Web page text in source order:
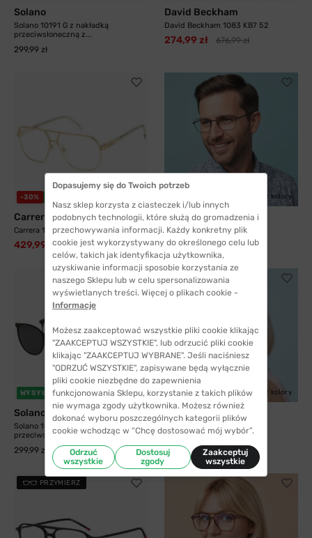
Solano
Solano 10191 G z nakładką
przeciwsłoneczną z...
299,99 zł
David Beckham
David Beckham 1083 KB7 52
274,99 zł 676,99 zł
-30%
Carrera
Carrera 1135 J5G 60
429,99 zł 609,99 zł
2 kolory
SIYU
SIYU 35117 C9
41,99 zł 69,99 zł
WYSYŁKA 24H 5 kolorów
Solano
Solano 10204 B z nakładką
przeciwsłoneczną z...
299,99 zł
-40% WYSYŁKA 24H 2 kolory
SIYU
SIYU 1990 C1
PRZYMIERZ
Dopasujemy się do Twoich potrzeb
Nasz sklep korzysta z ciasteczek i/lub innych
podobnych technologii, które służą do gromadzenia i
przechowywania informacji. Każdy konkretny plik
cookie jest wykorzystywany do określonego celu lub
celów, takich jak identyfikacja użytkownika,
uzyskiwanie informacji sposobie korzystania ze
naszego Sklepu lub w celu spersonalizowania
wyświetlanych treści. Więcej o plikach cookie -
Informacje
Możesz zaakceptować wszystkie pliki cookie klikając
"ZAAKCEPTUJ WSZYSTKIE", lub odrzucić pliki cookie
klikając "ZAAKCEPTUJ WYBRANE". Jeśli naciśniesz
"ODRZUĆ WSZYSTKIE", zapisywane będą wyłącznie
pliki cookie niezbędne do zapewnienia
funkcjonowania Sklepu, korzystanie z takich plików
nie wymaga zgody użytkownika. Możesz również
dokonać wyboru poszczególnych kategorii plików
cookie wchodząc w “Chcę dostosować mój wybór”.
Odrzuć
wszystkie
Dostosuj
zgody
Zaakceptuj
wszystkie